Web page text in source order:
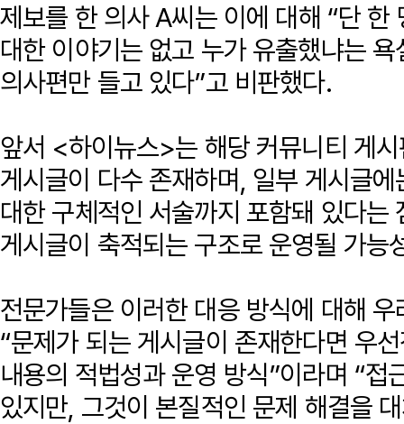
제보를 한 의사 A씨는 이에 대해 “단 한
대한 이야기는 없고 누가 유출했냐는
의사편만 들고 있다”고 비판했다.
앞서 <하이뉴스>는 해당 커뮤니티 게
게시글이 다수 존재하며, 일부 게시글
대한 구체적인 서술까지 포함돼 있다는
게시글이 축적되는 구조로 운영될 가능
전문가들은 이러한 대응 방식에 대해
“문제가 되는 게시글이 존재한다면 우
내용의 적법성과 운영 방식”이라며 “접
있지만, 그것이 본질적인 문제 해결을